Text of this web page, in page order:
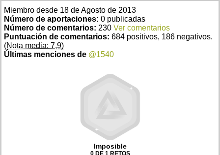
Miembro desde 18 de Agosto de 2013
Número de aportaciones: 0 publicadas
Número de comentarios: 230 Ver comentarios
Puntuación de comentarios: 684 positivos, 186 negativos.
(Nota media: 7,9)
Últimas menciones de @1540
Imposible
0 DE 1 RETOS